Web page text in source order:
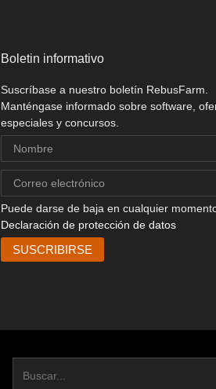
Boletin informativo
Suscríbase a nuestro boletín RebusFarm.
Manténgase informado sobre software,
especiales y concursos.
Puede darse de baja en cualquier
Declaración de protección de datos